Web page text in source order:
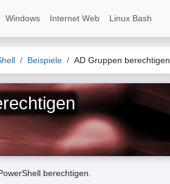
Windows Internet Web Linux Bash
Beispiele AD Gruppen berechtigen
berechtigen.